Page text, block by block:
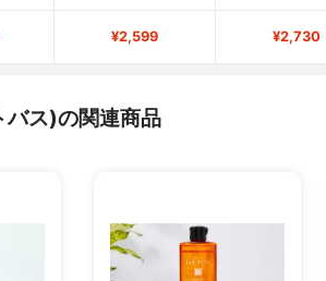
¥2,599 ¥2,730
ス)の関連商品